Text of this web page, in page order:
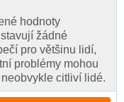
hodnoty
žádné
pro většinu lidí,
problémy mohou
citliví lidé.